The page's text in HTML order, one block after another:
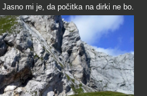
Jasno mi je, da počitka na dirki ne bo.